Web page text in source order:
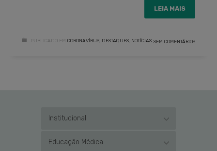
LEIA MAIS
PUBLICADO EM CORONAVÍRUS DESTAQUES NOTÍCIAS SEM COMENTÁRIOS
Institucional
Educação Médica